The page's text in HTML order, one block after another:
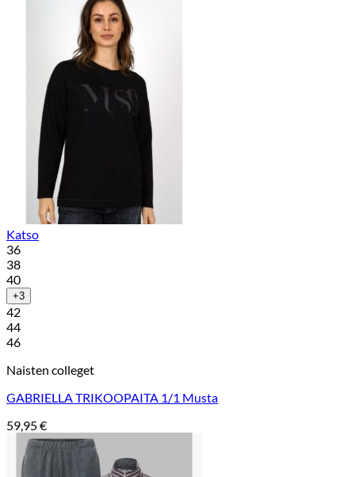
Katso
36
38
40
+3
42
44
46
Naisten colleget
GABRIELLA TRIKOOPAITA 1/1 Musta
59,95€